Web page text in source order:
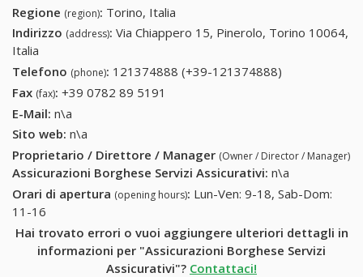
Regione (region): Torino, Italia
Indirizzo (address): Via Chiappero 15, Pinerolo, Torino 10064,
Italia
Telefono (phone): 121374888 (+39-121374888)
Fax (fax): +39 0782 89 5191
E-Mail: n\a
Sito web: n\a
Proprietario / Direttore / Manager (Owner / Director / Manager)
Assicurazioni Borghese Servizi Assicurativi: n\a
Orari di apertura (opening hours): Lun-Ven: 9-18, Sab-Dom:
11-16
Hai trovato errori o vuoi aggiungere ulteriori dettagli in
informazioni per "Assicurazioni Borghese Servizi
Assicurativi"? Contattaci!